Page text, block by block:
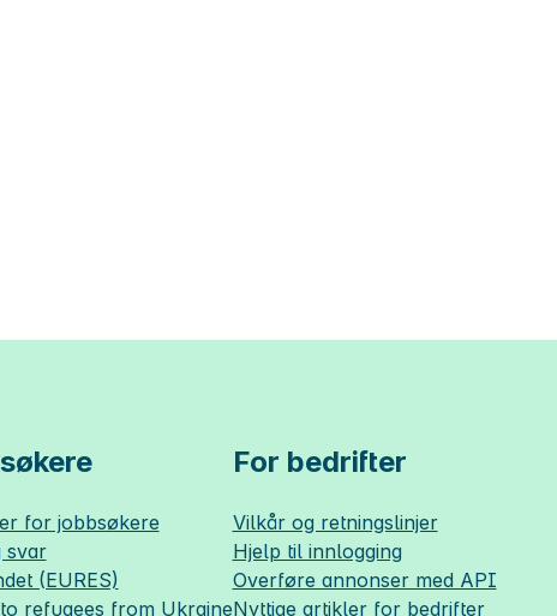
for jobbsøkere
svar
(EURES)
refugees from Ukraine
For bedrifter
Vilkår og retningslinjer
Hjelp til innlogging
Overføre annonser med API
Nyttige artikler for bedrifter